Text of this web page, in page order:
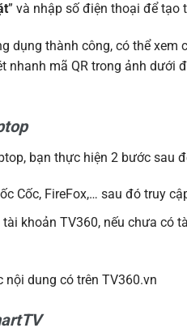
” và nhập số điện thoại để
dụng thành công, có thể xem
nhanh mã QR trong ảnh dưới
bạn thực hiện 2 bước sau
Cốc, FireFox,… sau đó truy
khoản TV360, nếu chưa có
dung có trên TV360.vn